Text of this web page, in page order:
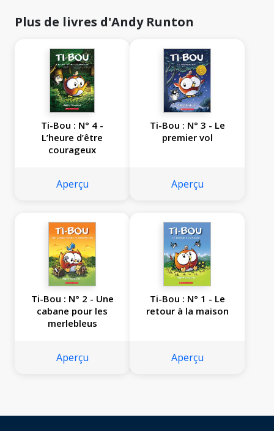
Plus de livres d'Andy Runton
Ti-Bou : N° 4 -
L’heure d’être
courageux
Aperçu
Ti-Bou : N° 3 - Le
premier vol
Aperçu
Ti-Bou : N° 2 - Une
cabane pour les
merlebleus
Aperçu
Ti-Bou : N° 1 - Le
retour à la maison
Aperçu